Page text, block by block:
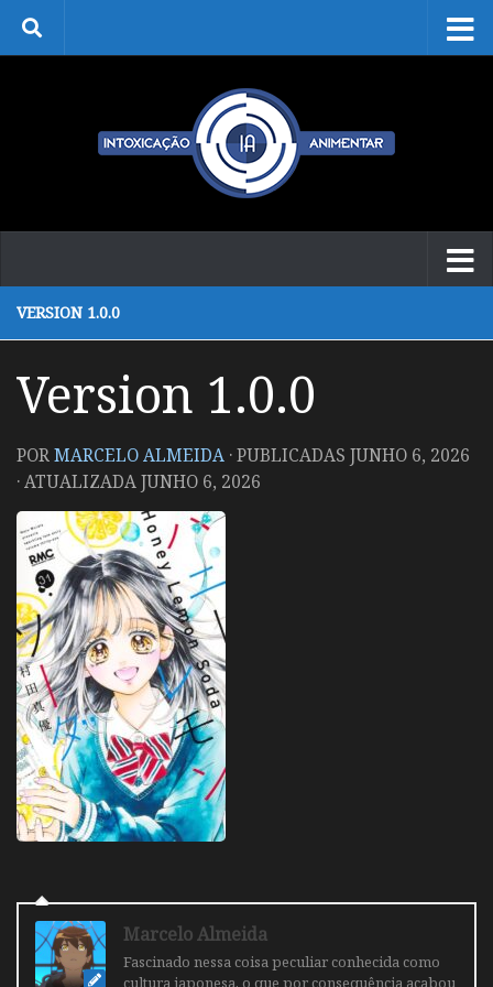
Skip to content
VERSION 1.0.0
Version 1.0.0
PORMARCELO ALMEIDA · PUBLICADAS JUNHO 6, 2026
· ATUALIZADAJUNHO 6, 2026
Marcelo Almeida
Fascinado nessa coisa peculiar conhecida como
cultura japonesa, o que por consequência acabou